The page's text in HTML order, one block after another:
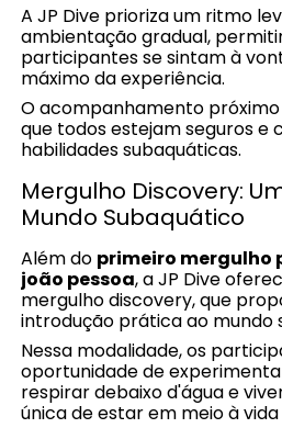
A JP Dive prioriza um ritmo
ambientação gradual,
participantes se sintam à
máximo da experiência.
O acompanhamento
que todos estejam seguros e
habilidades subaquáticas.
Mergulho Discovery:
Mundo Subaquático
Além do primeiro mergulho
joão pessoa, a JP Dive
mergulho discovery, que
introdução prática ao mundo
Nessa modalidade, os
oportunidade de
respirar debaixo d'água e
única de estar em meio à